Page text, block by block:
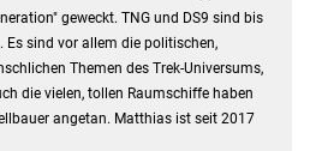
geweckt. TNG und DS9 sind bis
Es sind vor allem die politischen,
Themen des Trek-Universums,
die vielen, tollen Raumschiffe haben
angetan. Matthias ist seit 2017